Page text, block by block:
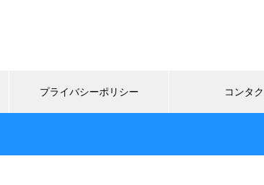
プライバシーポリシー コンタ